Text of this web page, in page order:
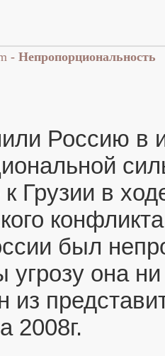
- Непропорциональность
Россию в
Грузии в
был
угрозу она
из
2008г.